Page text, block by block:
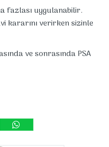
fazlası uygulanabilir.
kararını verirken sizinle
ve sonrasında PSA